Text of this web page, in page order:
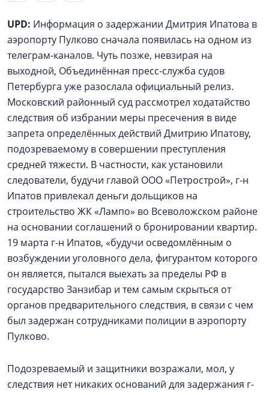
UPD: Информация о задержании Дмитрия Ипатова в
аэропорту Пулково сначала появилась на одном из
телеграм-каналов. Чуть позже, невзирая на
выходной, Объединённая пресс-служба судов
Петербурга уже разослала официальный релиз.
Московский районный суд рассмотрел ходатайство
следствия об избрании меры пресечения в виде
запрета определённых действий Дмитрию Ипатову,
подозреваемому в совершении преступления
средней тяжести. В частности, как установили
следователи, будучи главой ООО «Петрострой», г-н
Ипатов привлекал деньги дольщиков на
строительство ЖК «Лампо» во Всеволожском районе
на основании соглашений о бронировании квартир.
19 марта г-н Ипатов, «будучи осведомлённым о
возбуждении уголовного дела, фигурантом которого
он является, пытался выехать за пределы РФ в
государство Занзибар и тем самым скрыться от
органов предварительного следствия, в связи с чем
был задержан сотрудниками полиции в аэропорту
Пулково.
Подозреваемый и защитники возражали, мол, у
следствия нет никаких оснований для задержания г-